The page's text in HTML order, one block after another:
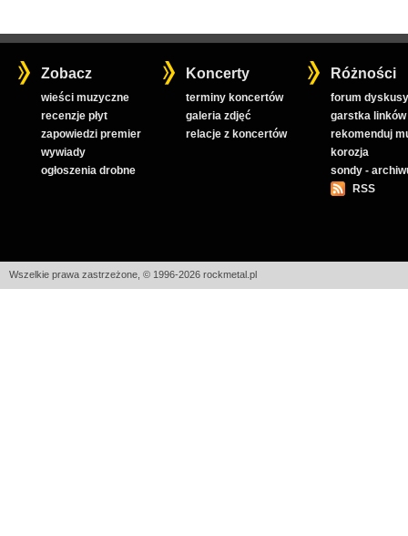
Zobacz
wieści muzyczne
recenzje płyt
zapowiedzi premier
wywiady
ogłoszenia drobne
Koncerty
terminy koncertów
galeria zdjęć
relacje z koncertów
Różności
forum
garstka linków
rekomenduj
korozja
sondy -
RSS
Wszelkie prawa zastrzeżone, © 1996-2026 rockmetal.pl